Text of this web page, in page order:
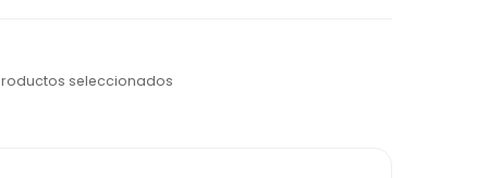
seleccionados